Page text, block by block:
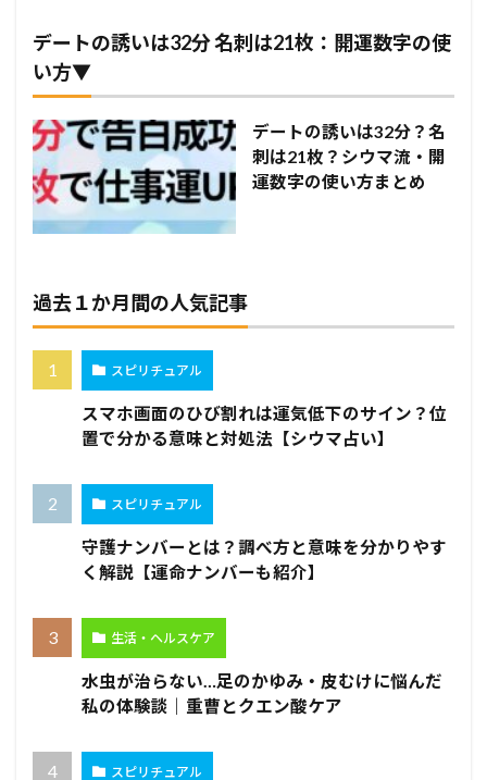
デートの誘いは32分 名刺は21枚：開運数字の使
い方▼
デートの誘いは32分？名
刺は21枚？シウマ流・開
運数字の使い方まとめ
過去１か月間の人気記事
スピリチュアル
スマホ画面のひび割れは運気低下のサイン？位
置で分かる意味と対処法【シウマ占い】
スピリチュアル
守護ナンバーとは？調べ方と意味を分かりやす
く解説【運命ナンバーも紹介】
生活・ヘルスケア
水虫が治らない…足のかゆみ・皮むけに悩んだ
私の体験談｜重曹とクエン酸ケア
スピリチュアル